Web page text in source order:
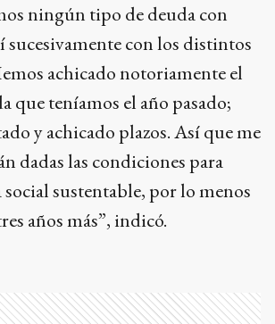
ningún tipo de deuda con
sucesivamente con los distintos
achicado notoriamente el
que teníamos el año pasado;
y achicado plazos. Así que me
dadas las condiciones para
sustentable, por lo menos
años más”, indicó.